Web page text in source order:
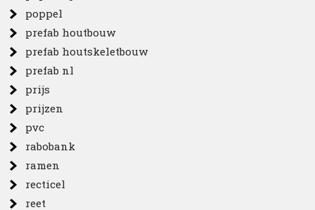
poppel
prefab houtbouw
prefab houtskeletbouw
prefab nl
prijs
prijzen
pvc
rabobank
ramen
recticel
reet